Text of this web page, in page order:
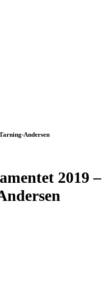
Andersen
2019 –